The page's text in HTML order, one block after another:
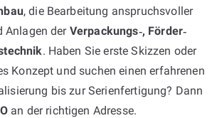
, die Bearbeitung anspruchsvoller
Anlagen der Verpackungs‑, Förder‑
. Haben Sie erste Skizzen oder
Konzept und suchen einen erfahrenen
bis zur Serienfertigung? Dann
an der richtigen Adresse.